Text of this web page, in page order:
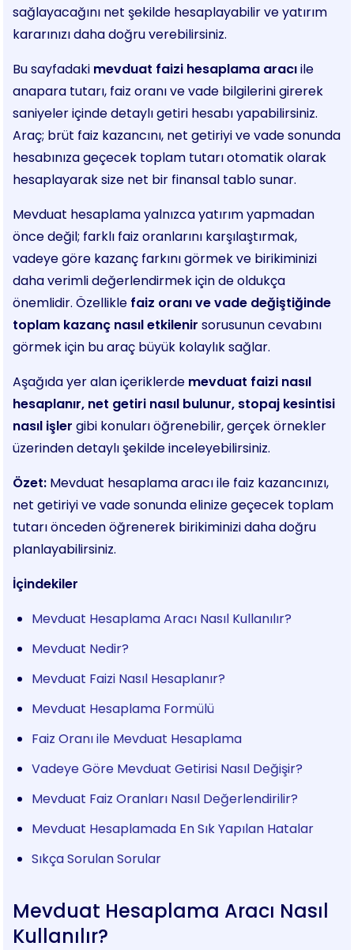
sağlayacağını net şekilde hesaplayabilir ve yatırım
kararınızı daha doğru verebilirsiniz.
Bu sayfadaki mevduat faizi hesaplama aracıile
anapara tutarı, faiz oranı ve vade bilgilerini girerek
saniyeler içinde detaylı getiri hesabı yapabilirsiniz.
Araç; brüt faiz kazancını, net getiriyi ve vade sonunda
hesabınıza geçecek toplam tutarı otomatik olarak
hesaplayarak size net bir finansal tablo sunar.
Mevduat hesaplama yalnızca yatırım yapmadan
önce değil; farklı faiz oranlarını karşılaştırmak,
vadeye göre kazanç farkını görmek ve birikiminizi
daha verimli değerlendirmek için de oldukça
önemlidir. Özellikle faiz oranı ve vade değiştiğinde
toplam kazanç nasıl etkilenir sorusunun cevabını
görmek için bu araç büyük kolaylık sağlar.
Aşağıda yer alan içeriklerde mevduat faizi nasıl
hesaplanır, net getiri nasıl bulunur, stopaj kesintisi
nasıl işler gibi konuları öğrenebilir, gerçek örnekler
üzerinden detaylı şekilde inceleyebilirsiniz.
Özet: Mevduat hesaplama aracı ile faiz kazancınızı,
net getiriyi ve vade sonunda elinize geçecek toplam
tutarı önceden öğrenerek birikiminizi daha doğru
planlayabilirsiniz.
İçindekiler
Mevduat Hesaplama Aracı Nasıl Kullanılır?
Mevduat Nedir?
Mevduat Faizi Nasıl Hesaplanır?
Mevduat Hesaplama Formülü
Faiz Oranı ile Mevduat Hesaplama
Vadeye Göre Mevduat Getirisi Nasıl Değişir?
Mevduat Faiz Oranları Nasıl Değerlendirilir?
Mevduat Hesaplamada En Sık Yapılan Hatalar
Sıkça Sorulan Sorular
Mevduat Hesaplama Aracı Nasıl
Kullanılır?